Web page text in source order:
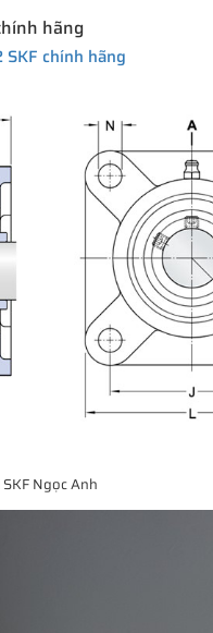
hãng
chính hãng
Ngọc Anh